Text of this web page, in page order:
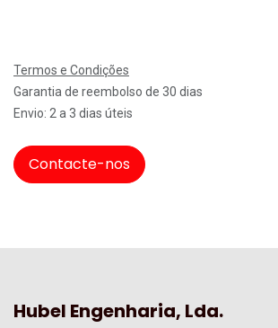
Termos e Condições
Garantia de reembolso de 30 dias
Envio: 2 a 3 dias úteis
Contacte-nos
Hubel Engenharia, Lda.